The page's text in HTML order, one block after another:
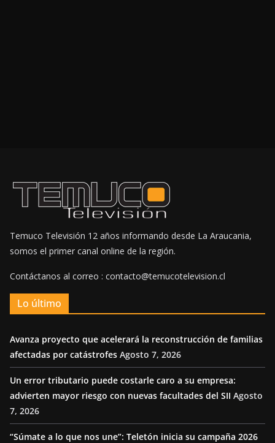
Temuco Televisión 12 años informando desde La Araucania,
somos el primer canal online de la región.
Contáctanos al correo : contacto@temucotelevision.cl
Lo último
Avanza proyecto que acelerará la reconstrucción de familias
afectadas por catástrofes Agosto 7, 2026
Un error tributario puede costarle caro a su empresa:
advierten mayor riesgo con nuevas facultades del SII Agosto
7, 2026
“Súmate a lo que nos une”: Teletón inicia su campaña 2026